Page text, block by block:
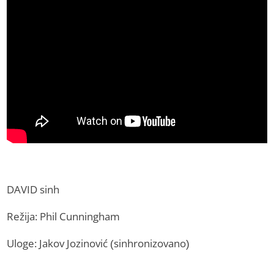
DAVID sinh
Režija: Phil Cunningham
Uloge: Jakov Jozinović (sinhronizovano)